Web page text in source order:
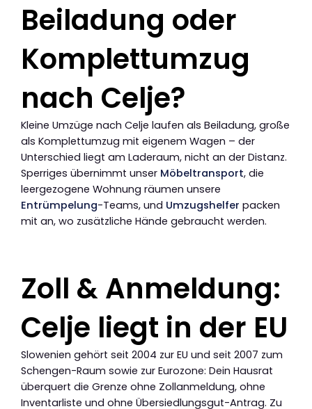
Beiladung oder
Komplettumzug
nach Celje?
Kleine Umzüge nach Celje laufen als Beiladung, große
als Komplettumzug mit eigenem Wagen – der
Unterschied liegt am Laderaum, nicht an der Distanz.
Sperriges übernimmt unser Möbeltransport, die
leergezogene Wohnung räumen unsere
Entrümpelung-Teams, und Umzugshelfer packen
mit an, wo zusätzliche Hände gebraucht werden.
Zoll & Anmeldung:
Celje liegt in der EU
Slowenien gehört seit 2004 zur EU und seit 2007 zum
Schengen-Raum sowie zur Eurozone: Dein Hausrat
überquert die Grenze ohne Zollanmeldung, ohne
Inventarliste und ohne Übersiedlungsgut-Antrag. Zu